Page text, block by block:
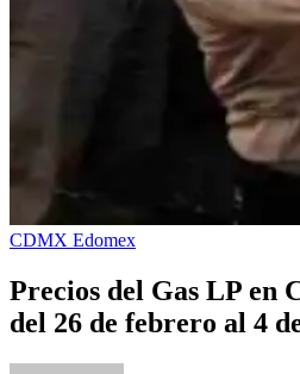
CDMX Edomex
Precios del Gas LP en
del 26 de febrero al 4